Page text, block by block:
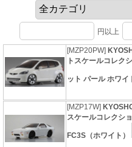
円以上
[MZP20PW]
トスケールコレク
ット パール ホワイ
[MZP17W]
スケールコレクシ
FC3S（ホワイト）